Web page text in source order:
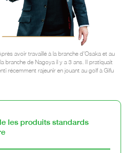
avoir travaillé à la branche d’Osaka et au
branche de Nagoya il y a 3 ans. Il pratiquait
récemment rajeunir en jouant au golf à Gifu
les produits standards